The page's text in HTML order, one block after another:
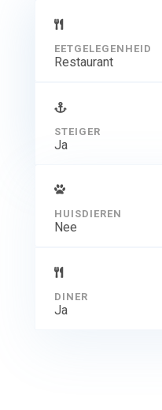
EETGELEGENHEID
Restaurant
STEIGER
Ja
HUISDIEREN
Nee
DINER
Ja